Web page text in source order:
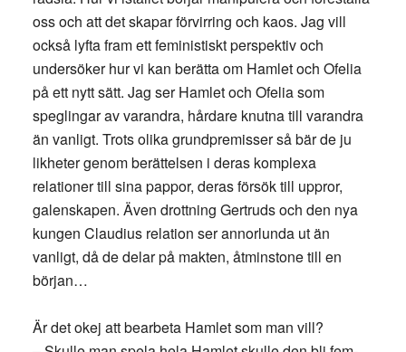
oss och att det skapar förvirring och kaos. Jag vill
också lyfta fram ett feministiskt perspektiv och
undersöker hur vi kan berätta om Hamlet och Ofelia
på ett nytt sätt. Jag ser Hamlet och Ofelia som
speglingar av varandra, hårdare knutna till varandra
än vanligt. Trots olika grundpremisser så bär de ju
likheter genom berättelsen i deras komplexa
relationer till sina pappor, deras försök till uppror,
galenskapen. Även drottning Gertruds och den nya
kungen Claudius relation ser annorlunda ut än
vanligt, då de delar på makten, åtminstone till en
början…
Är det okej att bearbeta Hamlet som man vill?